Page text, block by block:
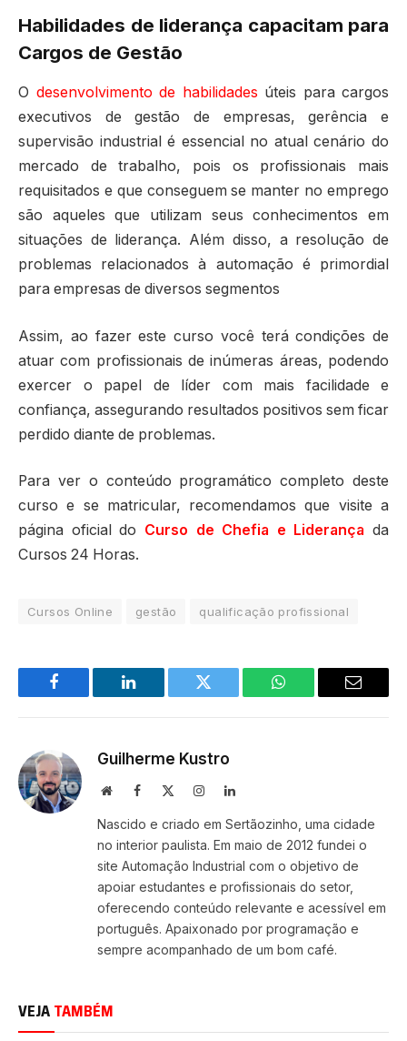
Habilidades de liderança capacitam para
Cargos de Gestão
O desenvolvimento de habilidades úteis para cargos
executivos de gestão de empresas, gerência e
supervisão industrial é essencial no atual cenário do
mercado de trabalho, pois os profissionais mais
requisitados e que conseguem se manter no emprego
são aqueles que utilizam seus conhecimentos em
situações de liderança. Além disso, a resolução de
problemas relacionados à automação é primordial
para empresas de diversos segmentos
Assim, ao fazer este curso você terá condições de
atuar com profissionais de inúmeras áreas, podendo
exercer o papel de líder com mais facilidade e
confiança, assegurando resultados positivos sem ficar
perdido diante de problemas.
Para ver o conteúdo programático completo deste
curso e se matricular, recomendamos que visite a
página oficial do Curso de Chefia e Liderança da
Cursos 24 Horas.
Cursos Online gestão qualificação profissional
Facebook LinkedIn Twitter WhatsApp Email
Guilherme Kustro
Site Facebook InstagramLinkedIn
Nascido e criado em Sertãozinho, uma cidade
no interior paulista. Em maio de 2012 fundei o
site Automação Industrial com o objetivo de
apoiar estudantes e profissionais do setor,
oferecendo conteúdo relevante e acessível em
português. Apaixonado por programação e
sempre acompanhado de um bom café.
VEJATAMBÉM